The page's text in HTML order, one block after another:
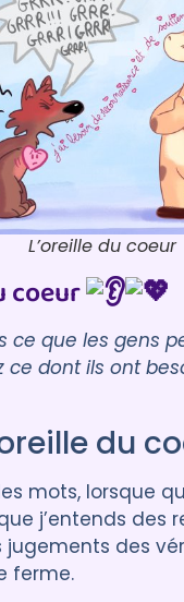
L’oreille du coeur
coeur
ce que les gens
ce dont ils ont
du
mots, lorsque
j’entends des
jugements des
ferme.